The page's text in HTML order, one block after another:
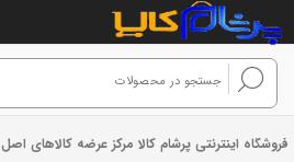
فروشگاه اینترنتی پرشام کالا مرکز عرضه کالاهای اصل